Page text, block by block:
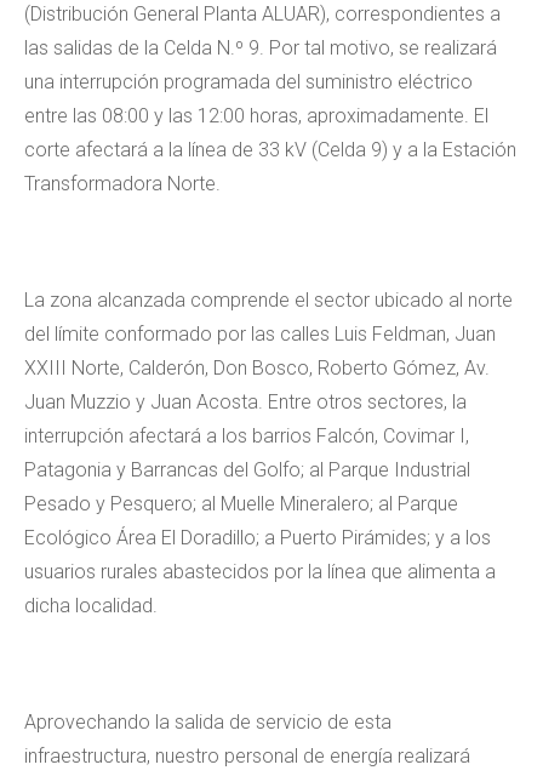
(Distribución General Planta ALUAR), correspondientes a
las salidas de la Celda N.º 9. Por tal motivo, se realizará
una interrupción programada del suministro eléctrico
entre las 08:00 y las 12:00 horas, aproximadamente. El
corte afectará a la línea de 33 kV (Celda 9) y a la Estación
Transformadora Norte.
La zona alcanzada comprende el sector ubicado al norte
del límite conformado por las calles Luis Feldman, Juan
XXIII Norte, Calderón, Don Bosco, Roberto Gómez, Av.
Juan Muzzio y Juan Acosta. Entre otros sectores, la
interrupción afectará a los barrios Falcón, Covimar I,
Patagonia y Barrancas del Golfo; al Parque Industrial
Pesado y Pesquero; al Muelle Mineralero; al Parque
Ecológico Área El Doradillo; a Puerto Pirámides; y a los
usuarios rurales abastecidos por la línea que alimenta a
dicha localidad.
Aprovechando la salida de servicio de esta
infraestructura, nuestro personal de energía realizará